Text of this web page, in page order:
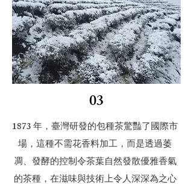
03
1873 年，臺灣研發的包種茶驚豔了國際市
場，這種不需花香料加工，而是透過萎
凋、發酵的控制令茶葉自然發散優雅香氣
的茶種，在滋味與技術上令人深深為之心